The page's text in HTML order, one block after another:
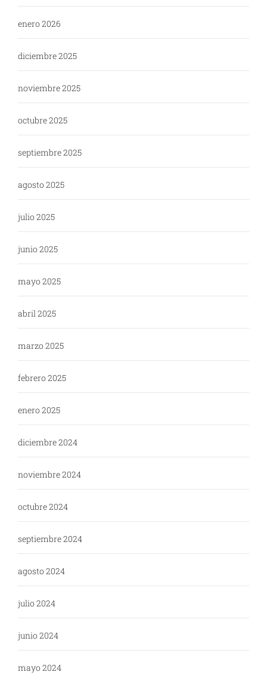
enero 2026
diciembre 2025
noviembre 2025
octubre 2025
septiembre 2025
agosto 2025
julio 2025
junio 2025
mayo 2025
abril 2025
marzo 2025
febrero 2025
enero 2025
diciembre 2024
noviembre 2024
octubre 2024
septiembre 2024
agosto 2024
julio 2024
junio 2024
mayo 2024